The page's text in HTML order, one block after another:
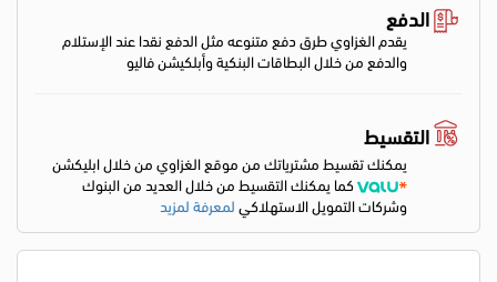
الدفع
يقدم الغزاوي طرق دفع متنوعه مثل الدفع نقدا عند الإستلام
والدفع من خلال البطاقات البنكية وأبلكيشن فاليو
التقسيط
يمكنك تقسيط مشترياتك من موقع الغزاوي من خلال ابليكشن
كما يمكنك التقسيط من خلال العديد من البنوك
وشركات التمويل الاستهلاكيلمعرفة لمزيد